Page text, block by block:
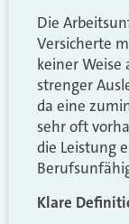
Die
Versicherte
keiner Weise
strenger
da eine
sehr oft
die Leistung
Klare